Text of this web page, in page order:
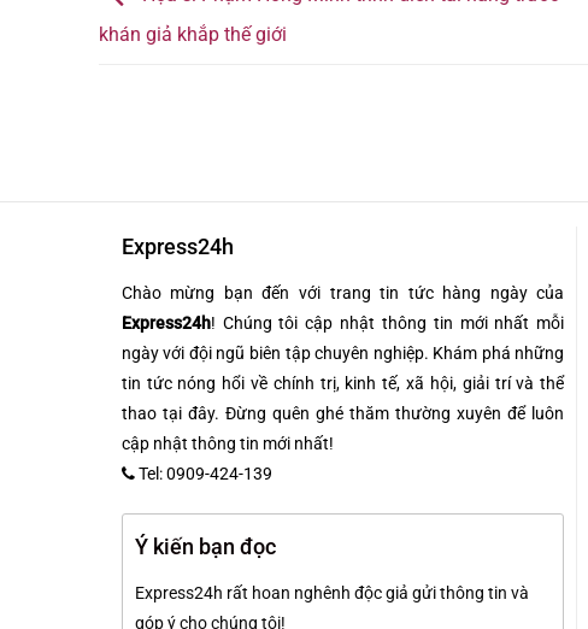
khán giả khắp thế giới
Express24h
Chào mừng bạn đến với trang tin tức hàng ngày của
Express24h! Chúng tôi cập nhật thông tin mới nhất mỗi
ngày với đội ngũ biên tập chuyên nghiệp. Khám phá những
tin tức nóng hổi về chính trị, kinh tế, xã hội, giải trí và thể
thao tại đây. Đừng quên ghé thăm thường xuyên để luôn
cập nhật thông tin mới nhất!
Tel: 0909-424-139
Ý kiến bạn đọc
Express24h rất hoan nghênh độc giả gửi thông tin và
góp ý cho chúng tôi!